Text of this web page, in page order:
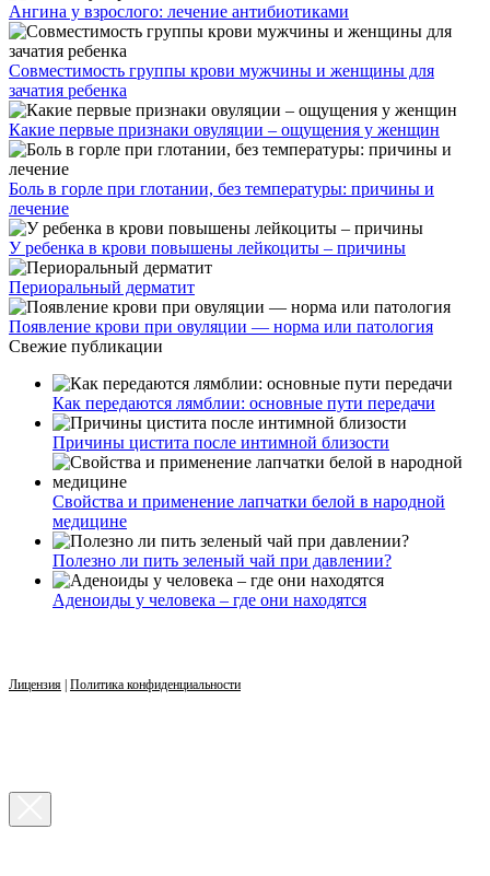
Ангина у взрослого: лечение антибиотиками
Совместимость группы крови мужчины и женщины для
зачатия ребенка
Какие первые признаки овуляции – ощущения у женщин
Боль в горле при глотании, без температуры: причины и
лечение
У ребенка в крови повышены лейкоциты – причины
Периоральный дерматит
Появление крови при овуляции — норма или патология
Свежие публикации
Как передаются лямблии: основные пути передачи
Причины цистита после интимной близости
Свойства и применение лапчатки белой в народной
медицине
Полезно ли пить зеленый чай при давлении?
Аденоиды у человека – где они находятся
Лицензия | Политика конфиденциальности